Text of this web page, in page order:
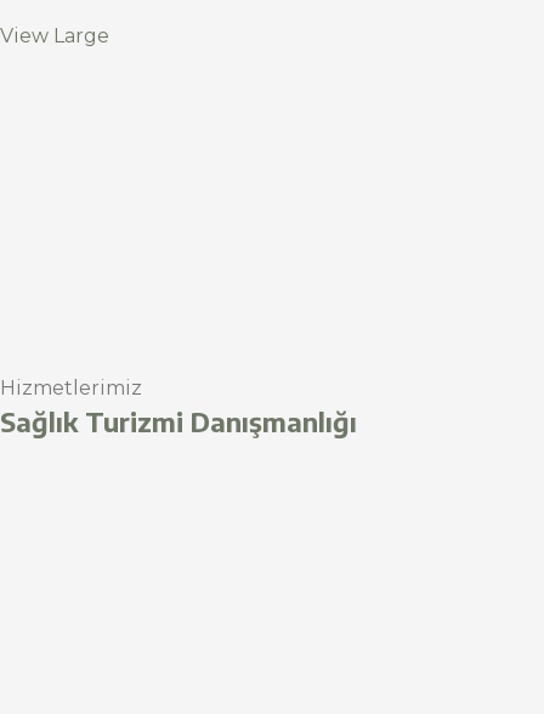
View Large
Hizmetlerimiz
Sağlık Turizmi Danışmanlığı